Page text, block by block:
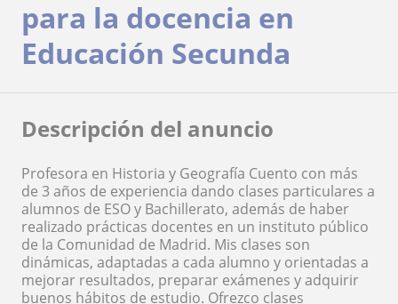
para la docencia en
Educación Secunda
Descripción del anuncio
Profesora en Historia y Geografía Cuento con más
de 3 años de experiencia dando clases particulares a
alumnos de ESO y Bachillerato, además de haber
realizado prácticas docentes en un instituto público
de la Comunidad de Madrid. Mis clases son
dinámicas, adaptadas a cada alumno y orientadas a
mejorar resultados, preparar exámenes y adquirir
buenos hábitos de estudio. Ofrezco clases